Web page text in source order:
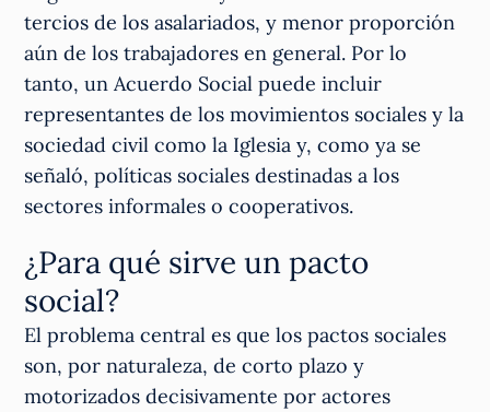
tercios de los asalariados, y menor proporción
aún de los trabajadores en general. Por lo
tanto, un Acuerdo Social puede incluir
representantes de los movimientos sociales y la
sociedad civil como la Iglesia y, como ya se
señaló, políticas sociales destinadas a los
sectores informales o cooperativos.
¿Para qué sirve un pacto
social?
El problema central es que los pactos sociales
son, por naturaleza, de corto plazo y
motorizados decisivamente por actores